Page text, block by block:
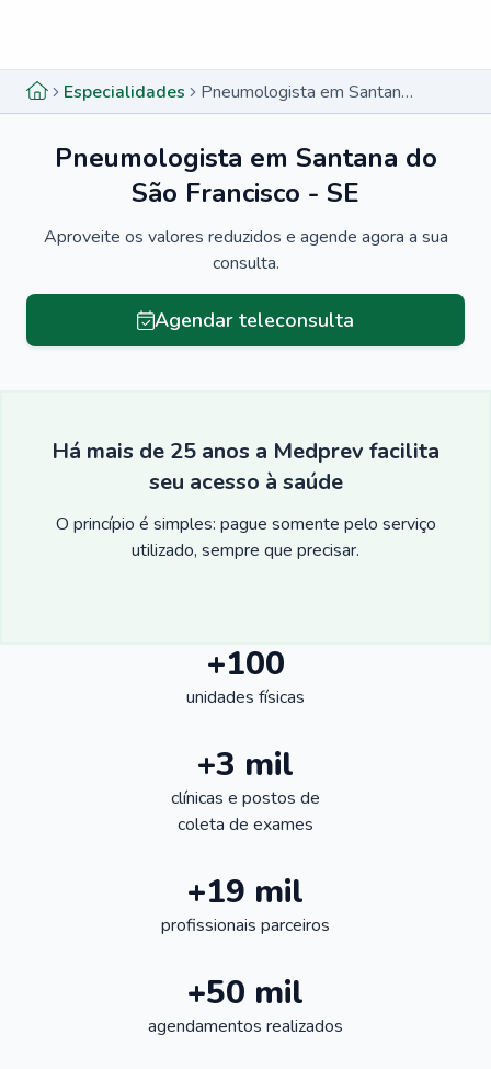
Especialidades Pneumologista em Santana do São Francisco - SE
Pneumologista em Santana do
São Francisco - SE
Aproveite os valores reduzidos e agende agora a sua
consulta.
Agendar teleconsulta
Há mais de 25 anos a Medprev facilita
seu acesso à saúde
O princípio é simples: pague somente pelo serviço
utilizado, sempre que precisar.
+100
unidades físicas
+3 mil
clínicas e postos de
coleta de exames
+19 mil
profissionais parceiros
+50 mil
agendamentos realizados